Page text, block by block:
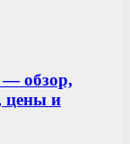
обзор,
цены и